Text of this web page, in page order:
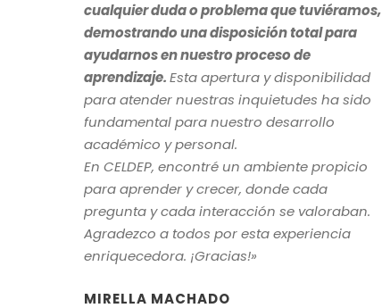
cualquier duda o problema que tuviéramos,
demostrando una disposición total para
ayudarnos en nuestro proceso de
aprendizaje.Esta apertura y disponibilidad
para atender nuestras inquietudes ha sido
fundamental para nuestro desarrollo
académico y personal.
En CELDEP, encontré un ambiente propicio
para aprender y crecer, donde cada
pregunta y cada interacción se valoraban.
Agradezco a todos por esta experiencia
enriquecedora. ¡Gracias!»
MIRELLA MACHADO